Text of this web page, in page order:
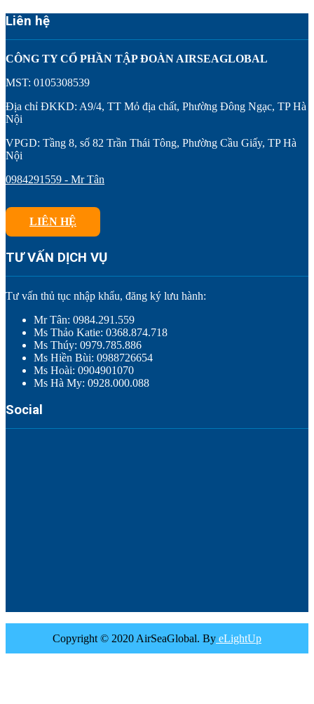
Liên hệ
CÔNG TY CỔ PHẦN TẬP ĐOÀN AIRSEAGLOBAL
MST: 0105308539
Địa chỉ ĐKKD: A9/4, TT Mỏ địa chất, Phường Đông Ngạc, TP Hà
Nội
VPGD: Tầng 8, số 82 Trần Thái Tông, Phường Cầu Giấy, TP Hà
Nội
0984291559 - Mr Tân
LIÊN HỆ
TƯ VẤN DỊCH VỤ
Tư vấn thủ tục nhập khẩu, đăng ký lưu hành:
Mr Tân: 0984.291.559
Ms Thảo Katie: 0368.874.718
Ms Thúy: 0979.785.886
Ms Hiền Bùi: 0988726654
Ms Hoài: 0904901070
Ms Hà My: 0928.000.088
Social
Copyright © 2020 AirSeaGlobal. By eLightUp